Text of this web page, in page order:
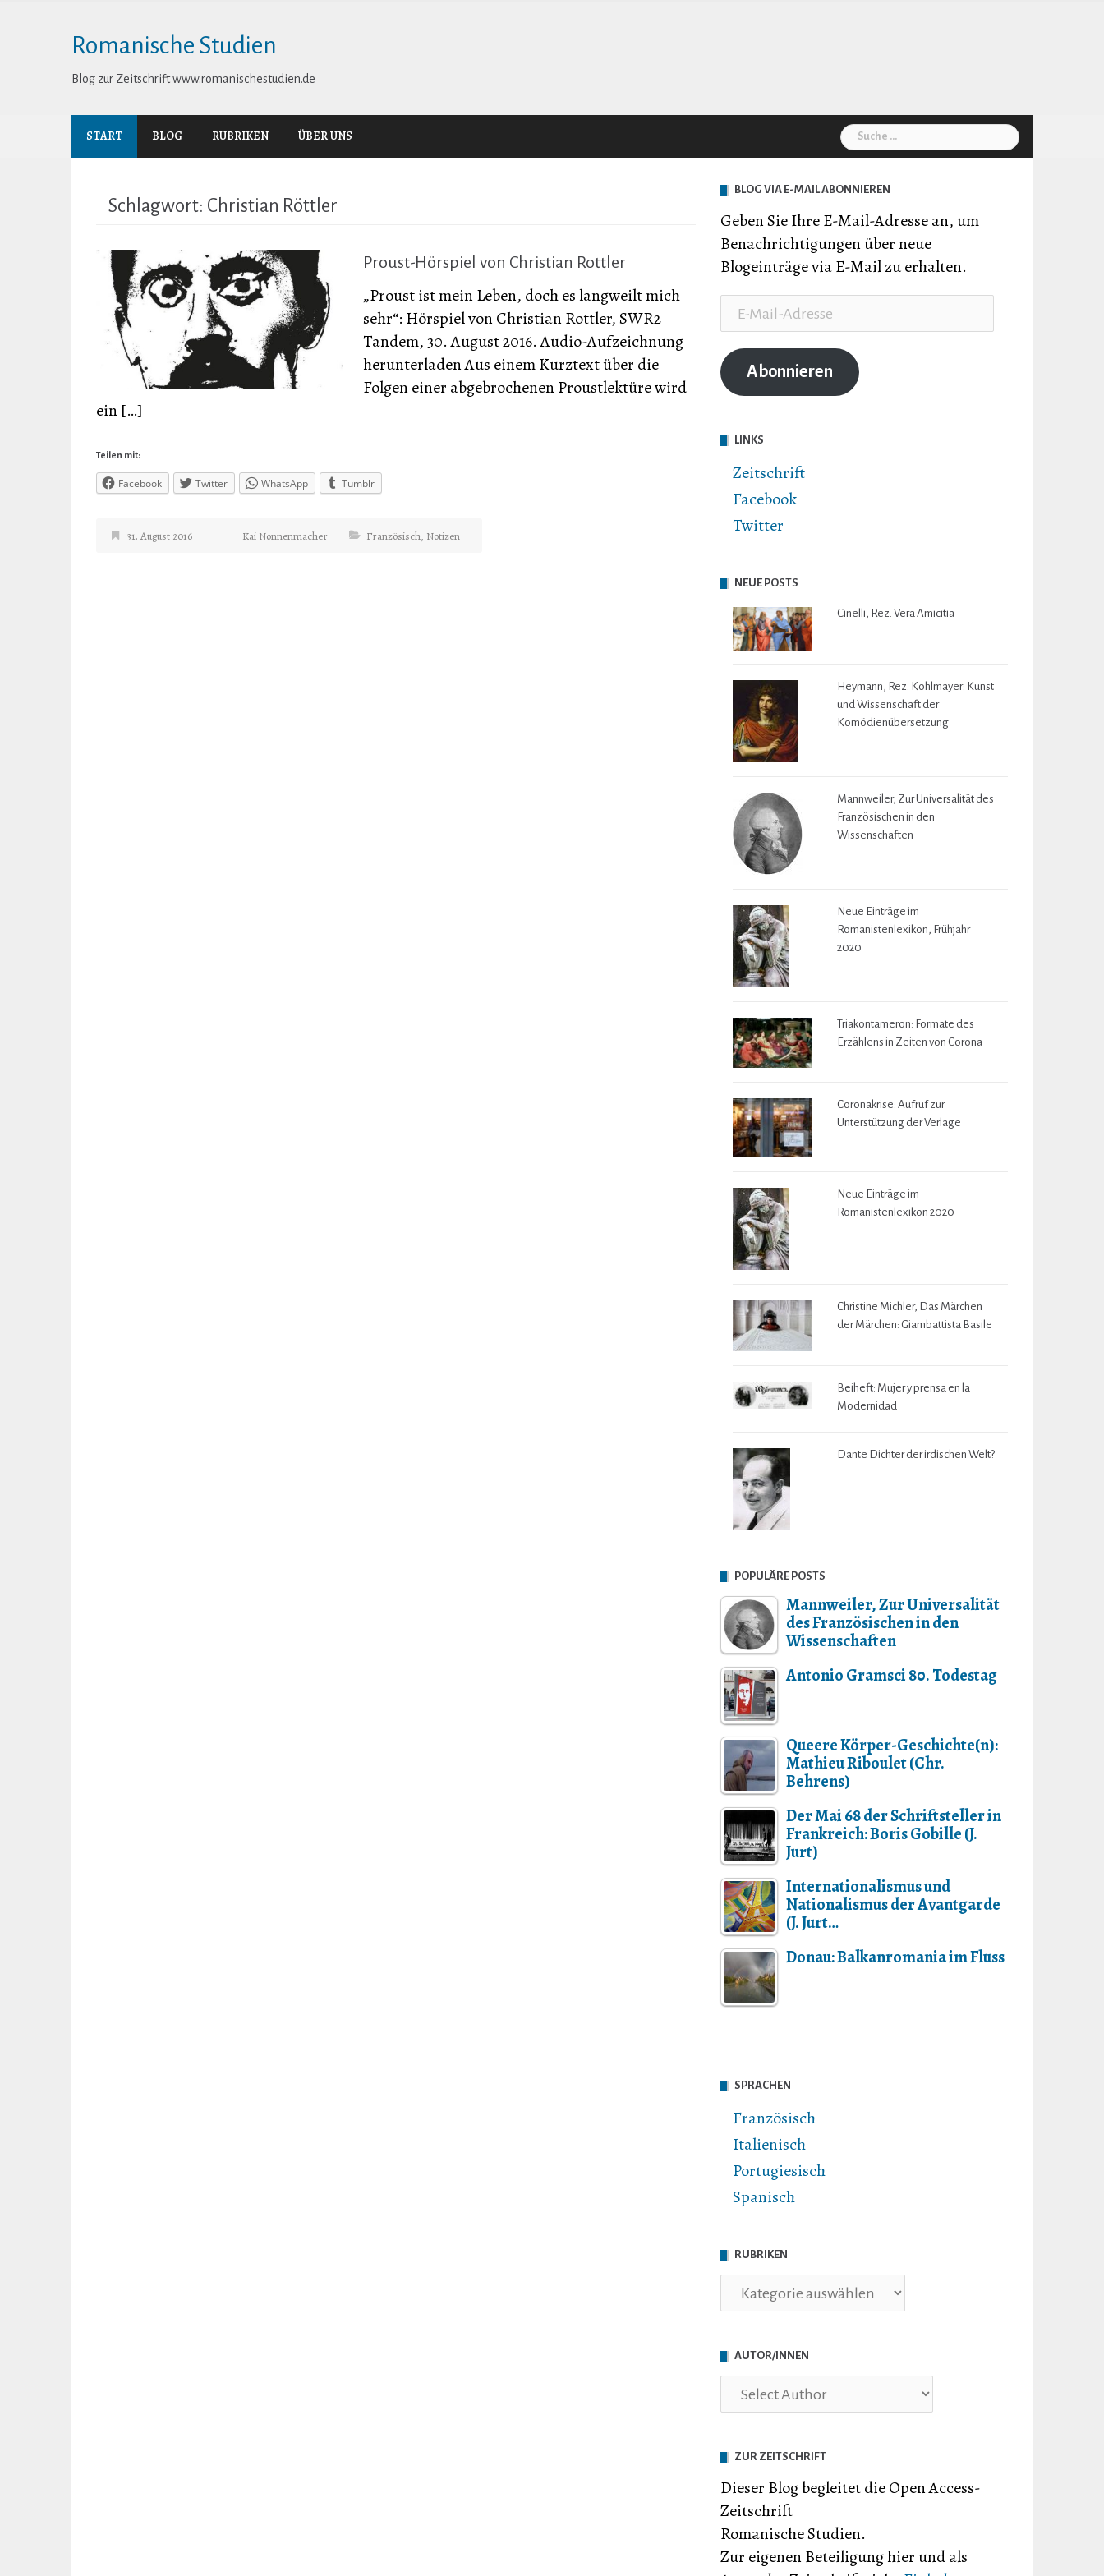
Romanische Studien
Blog zur Zeitschrift www.romanischestudien.de
START BLOG RUBRIKEN ÜBER UNS
Suche
nach:
Schlagwort: Christian Röttler
Proust-Hörspiel von Christian Rottler
„Proust ist mein Leben, doch es langweilt mich
sehr“: Hörspiel von Christian Rottler, SWR2
Tandem, 30. August 2016. Audio-Aufzeichnung
herunterladen Aus einem Kurztext über die
Folgen einer abgebrochenen Proustlektüre wird
ein […]
Teilen mit:
Facebook Twitter WhatsApp Tumblr
31. August 2016 Kai Nonnenmacher Französisch, Notizen
BLOG VIA E-MAIL ABONNIEREN
Geben Sie Ihre E-Mail-Adresse an, um
Benachrichtigungen über neue
Blogeinträge via E-Mail zu erhalten.
Mail-
Adresse
Abonnieren
LINKS
Zeitschrift
Facebook
Twitter
NEUE POSTS
Cinelli, Rez. Vera Amicitia
Heymann, Rez. Kohlmayer: Kunst
und Wissenschaft der
Komödienübersetzung
Mannweiler, Zur Universalität des
Französischen in den
Wissenschaften
Neue Einträge im
Romanistenlexikon, Frühjahr
2020
Triakontameron: Formate des
Erzählens in Zeiten von Corona
Coronakrise: Aufruf zur
Unterstützung der Verlage
Neue Einträge im
Romanistenlexikon 2020
Christine Michler, Das Märchen
der Märchen: Giambattista Basile
Beiheft: Mujer y prensa en la
Modernidad
Dante Dichter der irdischen Welt?
POPULÄRE POSTS
Mannweiler, Zur Universalität
des Französischen in den
Wissenschaften
Antonio Gramsci 80. Todestag
Queere Körper-Geschichte(n):
Mathieu Riboulet (Chr.
Behrens)
Der Mai 68 der Schriftsteller in
Frankreich: Boris Gobille (J.
Jurt)
Internationalismus und
Nationalismus der Avantgarde
(J. Jurt…
Donau: Balkanromania im Fluss
SPRACHEN
Französisch
Italienisch
Portugiesisch
Spanisch
RUBRIKEN
Rubriken
AUTOR/INNEN
ZUR ZEITSCHRIFT
Dieser Blog begleitet die Open Access-
Zeitschrift
Romanische Studien.
Zur eigenen Beteiligung hier und als